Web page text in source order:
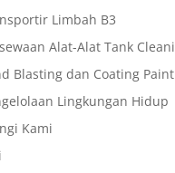
Limbah B3
Alat-Alat Tank
Blasting dan Coating Paint
Lingkungan Hidup
Kami